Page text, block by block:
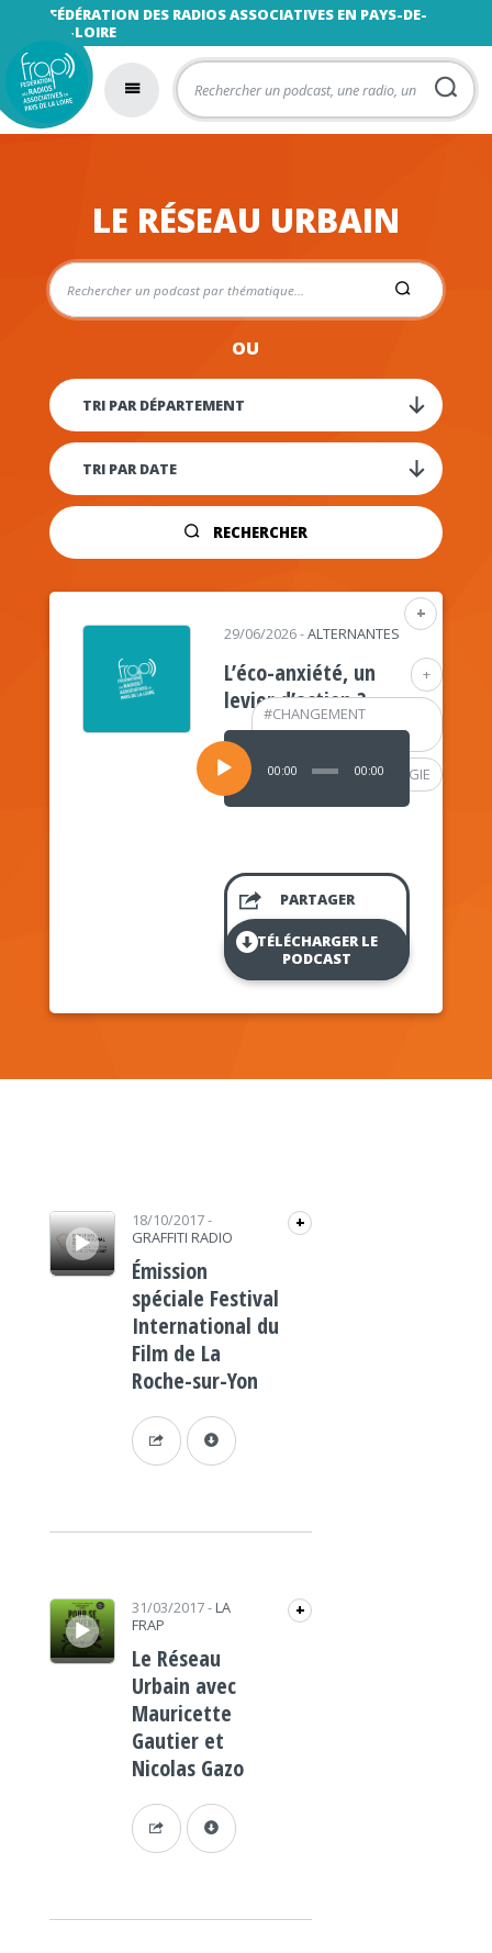
FÉDÉRATION DES RADIOS ASSOCIATIVES EN PAYS-DE-
LA-LOIRE
LE RÉSEAU URBAIN
OU
RECHERCHER
+
+
#CHANGEMENT
CLIMATIQUE
#PSYCHOLOGIE
29/06/2026-ALTERNANTES
L’éco-anxiété, un
levier d’action ?
Lecteur
audio
00:00 00:00
PARTAGER
TÉLÉCHARGER LE
PODCAST
Lecteur audio 18/10/2017-
GRAFFITI RADIO
+
Émission
spéciale Festival
International du
Film de La
Roche-sur-Yon
Lecteur audio 31/03/2017- LA
FRAP
+
Le Réseau
Urbain avec
Mauricette
Gautier et
Nicolas Gazo